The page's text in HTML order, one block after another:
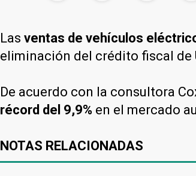
Las ventas de vehículos
eliminación del crédito fiscal de
De acuerdo con la consultora
récord del 9,9% en el mercado
NOTAS RELACIONADAS